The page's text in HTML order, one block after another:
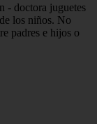
- doctora juguetes
los niños. No
padres e hijos o